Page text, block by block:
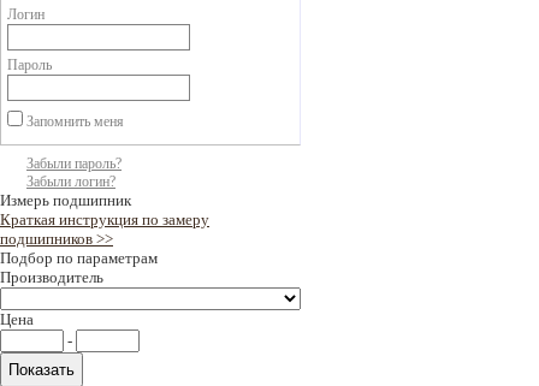
Логин
Пароль
Запомнить меня
Забыли пароль?
Забыли логин?
Измерь подшипник
Краткая инструкция по замеру
подшипников >>
Подбор по параметрам
Производитель
Цена
-